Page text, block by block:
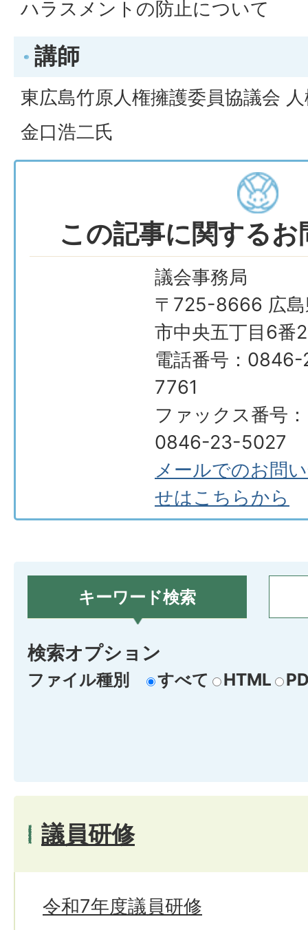
ハラスメントの防止について
講師
東広島竹原人権擁護委員協議会
金口浩二氏
この記事に関する
議会事務局
〒725-8666 広島
市中央五丁目6番
電話番号：
7761
ファックス番号：
0846-23-5027
メールでのお問
せはこちらから
キーワード検索
検索オプション
ファイル種別 すべて HTML
議員研修
令和7年度議員研修